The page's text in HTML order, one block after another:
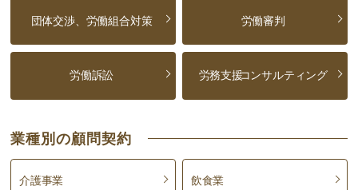
団体交渉、労働組合対策 労働審判
労働訴訟 労務支援コンサルティング
業種別の顧問契約
介護事業 飲食業